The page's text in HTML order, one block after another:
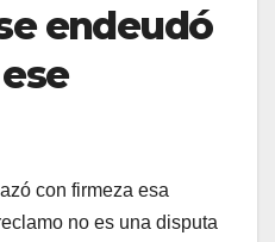
endeudó
con firmeza esa
no es una disputa